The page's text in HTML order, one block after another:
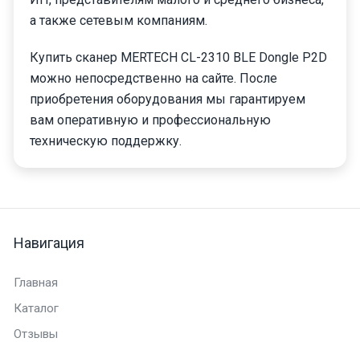
а также сетевым компаниям.
Купить сканер MERTECH CL-2310 BLE Dongle P2D
можно непосредственно на сайте. После
приобретения оборудования мы гарантируем
вам оперативную и профессиональную
техническую поддержку.
Навигация
Главная
Каталог
Отзывы